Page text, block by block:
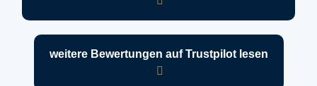
weitere Bewertungen auf Trustpilot lesen